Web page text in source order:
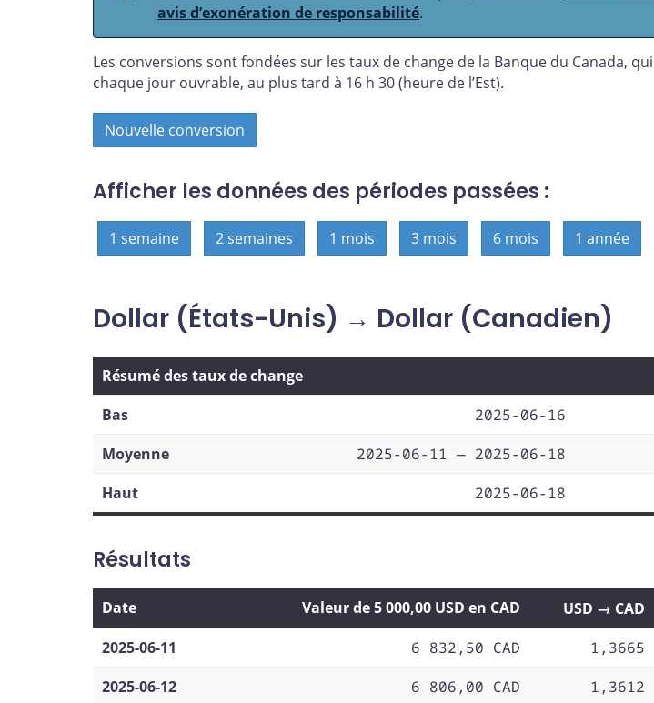
avis d’exonération de responsabilité.
Les conversions sont fondées sur les taux de change de la Banque du Canada,
chaque jour ouvrable, au plus tard à 16 h 30 (heure de l’Est).
Nouvelle conversion
Afficher les données des périodes passées :
1 semaine 2 semaines 1 mois 3 mois 6 mois 1 année
Dollar (États-Unis) → Dollar (Canadien)
Résumé des taux de change
Bas
2025-06-16
Moyenne
2025-06-11 — 2025-06-18
Haut
2025-06-18
Résultats
Date Valeur de 5 000,00 USD en CAD USD → CAD
2025-06-11
6 832,50 CAD 1,3665
2025-06-12
6 806,00 CAD 1,3612